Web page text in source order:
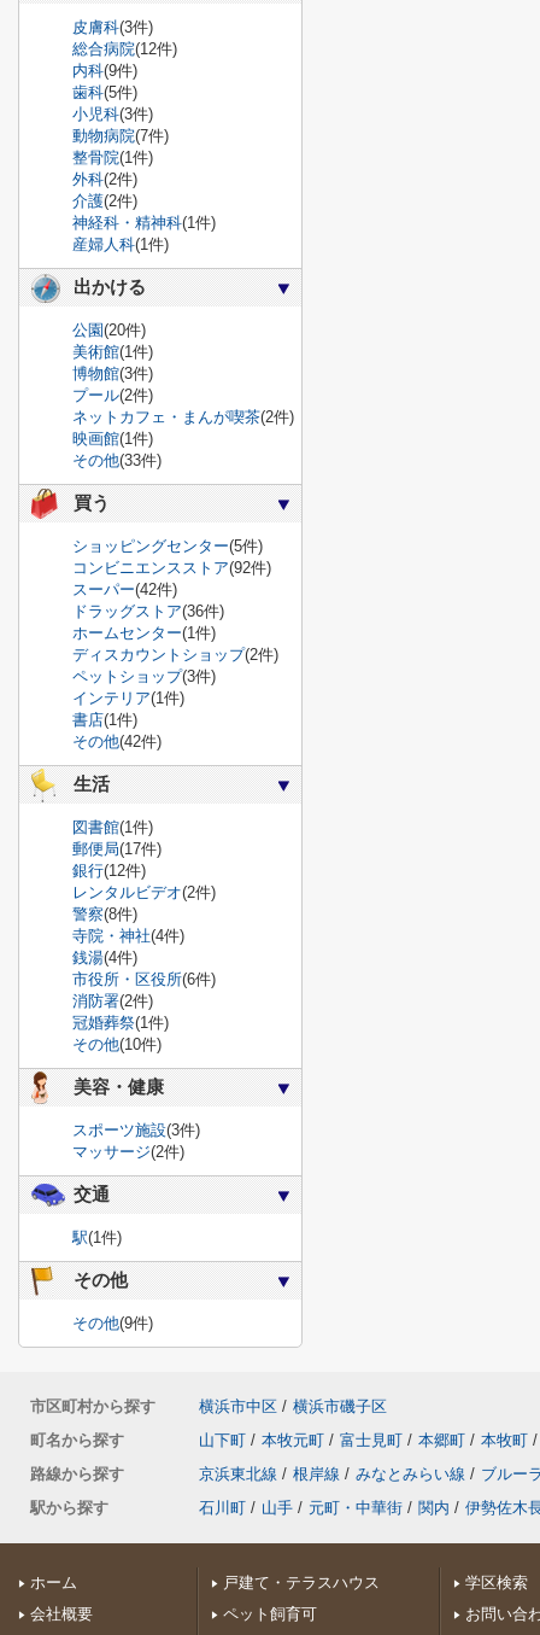
皮膚科(3件)
総合病院(12件)
内科(9件)
歯科(5件)
小児科(3件)
動物病院(7件)
整骨院(1件)
外科(2件)
介護(2件)
神経科・精神科(1件)
産婦人科(1件)
出かける
公園(20件)
美術館(1件)
博物館(3件)
プール(2件)
ネットカフェ・まんが喫茶(2件)
映画館(1件)
その他(33件)
買う
ショッピングセンター(5件)
コンビニエンスストア(92件)
スーパー(42件)
ドラッグストア(36件)
ホームセンター(1件)
ディスカウントショップ(2件)
ペットショップ(3件)
インテリア(1件)
書店(1件)
その他(42件)
生活
図書館(1件)
郵便局(17件)
銀行(12件)
レンタルビデオ(2件)
警察(8件)
寺院・神社(4件)
銭湯(4件)
市役所・区役所(6件)
消防署(2件)
冠婚葬祭(1件)
その他(10件)
美容・健康
スポーツ施設(3件)
マッサージ(2件)
交通
駅(1件)
その他
その他(9件)
市区町村から探す 横浜市中区 / 横浜市磯子区
町名から探す
山下町 / 本牧元町 / 富士見町 / 本郷町 / 本牧町 /
路線から探す
京浜東北線 / 根岸線 / みなとみらい線 / ブルー
駅から探す
石川町 / 山手 / 元町・中華街 / 関内 / 伊勢佐木
ホーム
会社概要
戸建て・テラスハウス
ペット飼育可
学区検索
お問い合